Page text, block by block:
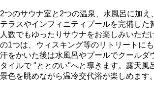
2つのサウナ室と2つの温泉、水風呂に加え
テラスやインフィニティプールを完備した
人数でもゆったりサウナをお楽しみいただ
の1つは、ウィスキング等のリトリートにも
汗をかいた後は水風呂やプールでクールダ
タイルで "ととのい"へと導きます。露天風
景色を眺めながら温冷交代浴が楽しめます。